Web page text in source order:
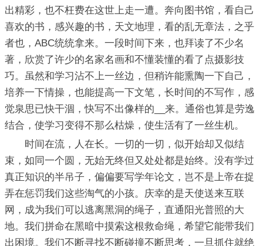
出精彩，也不枉费在这世上走一遭。奔向图书馆，看自己
喜欢的书，感兴趣的书，天文地理，看的乱无章法，之乎
者也，ABC统统拿来。一段时间下来，也拜读了不少名
著，欣赏了许少的名家名画和不懂装懂的看了点摄影技
巧。虽然和学习沾不上一丝边，但稍许能熏陶一下自己，
培养一下情操，也能提高一下文笔，长时间的不写作，感
觉泉思已快干涸，快写不出像样的__来。通俗也算是劳逸
结合，使学习变得不那么枯燥，使生活有了一丝生机。
时间在流，人在长。一切的一切，似开始却又似结
束，如同一个圆，无始无终但又处处都是始终。没有学过
真正知识的半吊子，偏偏要写学年论文，岂不是上帝在捉
弄在惩罚我们这些淘气的小孩。庆幸的是天使送来互联
网，成为我们可以逃离黑洞的绳子，直通阳光普照的大
地。我们拼命在黑暗中摸索这根救命绳，希望它能带我们
出困境。我们不断寻找不断碰撞不断思考，一旦抓住就绝